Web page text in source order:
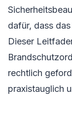
dafür, dass
Dieser
rechtlich
praxistauglich